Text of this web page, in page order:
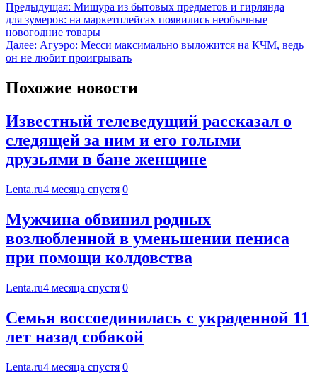
Предыдущая: Мишура из бытовых предметов и гирлянда
для зумеров: на маркетплейсах появились необычные
новогодние товары
Далее: Агуэро: Месси максимально выложится на КЧМ, ведь
он не любит проигрывать
Похожие новости
Известный телеведущий рассказал о
следящей за ним и его голыми
друзьями в бане женщине
Lenta.ru4 месяца спустя 0
Мужчина обвинил родных
возлюбленной в уменьшении пениса
при помощи колдовства
Lenta.ru4 месяца спустя 0
Семья воссоединилась с украденной 11
лет назад собакой
Lenta.ru4 месяца спустя 0